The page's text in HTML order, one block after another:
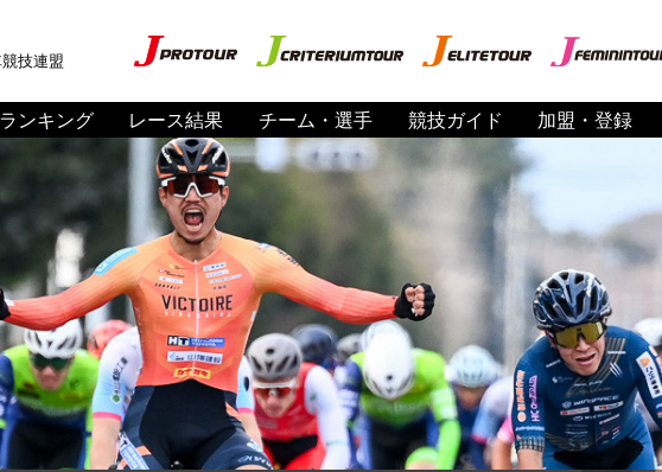
技連盟
ランキング レース結果 チーム・選手 競技ガイド 加盟・登録